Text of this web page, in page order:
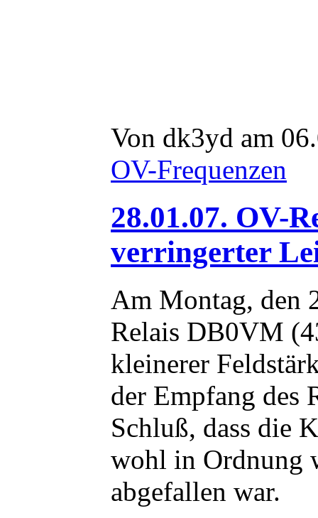
Von dk3yd am
OV-Frequenzen
28.01.07. OV-
verringerter
Am Montag, den
Relais DB0VM
kleinerer
der Empfang des
Schluß, dass die
wohl in Ordnung
abgefallen war.